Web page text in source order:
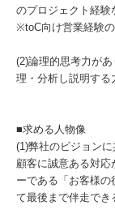
のプロジェクト経験
※toC向け営業経験の
(2)論理的思考力が
理・分析し説明する
■求める人物像
(1)弊社のビジョン
顧客に誠意ある対応
ーである「お客様
て最後まで伴走でき